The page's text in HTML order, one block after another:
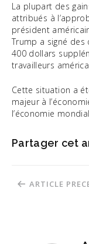
La plupart des
attribués à
président
Trump a signé
400 dollars
travailleurs
Cette situation a
majeur à
l’économie
Partager cet
Navigation
ARTICLE